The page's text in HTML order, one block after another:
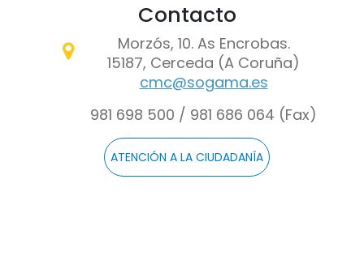
Contacto
Morzós, 10. As Encrobas.
15187, Cerceda (A Coruña)
cmc@sogama.es
981 698 500 / 981 686 064 (Fax)
ATENCIÓN A LA CIUDADANÍA